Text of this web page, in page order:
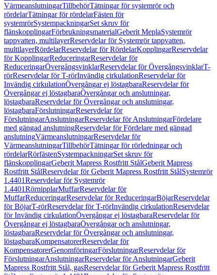
VärmeanslutningarTillbehörTätningar för systemrör och
rördelarTätningar för rördelarFästen för
systemrörSystempackningarSet skruv för
flänskopplingarFörbrukningsmaterialGeberit MeplaSystemrör
tappvatten, multilayerReservdelar för Systemrör tappvatten,
multilayerRördelarReservdelar för RördelarKopplingarReservdelar
för KopplingarReduceringarReservdelar för
ReduceringarÖvergångsvinklarReservdelar för ÖvergångsvinklarT-
rörReservdelar för T-rörInvändig cirkulationReservdelar för
Invändig cirkulationÖvergångar ej löstagbaraReservdelar för
Övergångar ej löstagbaraÖvergångar och anslutningar,
löstagbaraReservdelar för Övergångar och anslutningar,
löstagbaraFörslutningarReservdelar för
FörslutningarAnslutningarReservdelar för AnslutningarFördelare
med gängad anslutningReservdelar för Fördelare med gängad
anslutningVärmeanslutningarReservdelar för
VärmeanslutningarTillbehörTätningar för rörledningar och
rördelarRörfästenSystempackningarSet skruv för
flänskopplingarGeberit Mapress Rostfritt StålGeberit Mapress
Rostfritt StålReservdelar för Geberit Mapress Rostfritt StålSystemrör
1.4401Reservdelar för Systemrör
1.4401RörnipplarMuffarReservdelar för
MuffarReduceringarReservdelar för ReduceringarBöjarReservdelar
för BöjarT-rörReservdelar för T-rörInvändig cirkulationReservdelar
för Invändig cirkulationÖvergångar ej löstagbaraReservdelar för
Övergångar ej löstagbaraÖvergångar och anslutningar,
löstagbaraReservdelar för Övergångar och anslutningar,
löstagbaraKompensatorerReservdelar för
KompensatorerGenomföringarFörslutningarReservdelar för
FörslutningarAnslutningarReservdelar för AnslutningarGeberit
Mapress Rostfritt Stål, gasReservdelar för Geberit Mapress Rostfritt